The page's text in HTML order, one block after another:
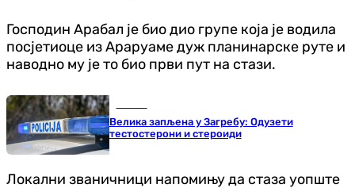
Господин Арабал је био дио групе која је водила
посјетиоце из Араруаме дуж планинарске руте и
наводно му је то био први пут на стази.
Велика запљена у Загребу: Одузети
тестостерони и стероиди
Локални званичници напомињу да стаза уопште